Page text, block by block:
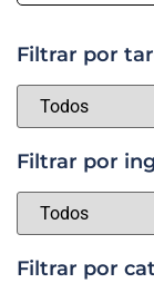
Filtrar por
Filtrar por
Filtrar por